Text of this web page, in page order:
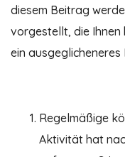
diesem Beitrag
vorgestellt, die Ihnen
ein ausgeglicheneres
Regelmäßige
Aktivität hat